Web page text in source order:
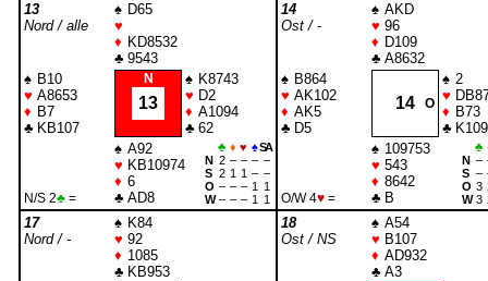
13
Nord / alle
♠ D65
♥
♦ KD8532
♣ 9543
♠ B10
♥ A8653
♦ B7
♣ KB107
N
13
♠ K8743
♥ D2
♦ A1094
♣ 62
N/S 2♣ =
♠ A92
♥ KB10974
♦ 6
♣ AD8
♣ ♦ ♥ ♠ SA
N 2 – – – –
S
2 1 1 – –
O – – – 1
1
W – – – 1 1
14
Ost / -
♠ AKD
♥ 96
♦ D109
♣ A8632
♠ B864
♥ AK102
♦ AK5
♣ D5
14 O
♠ 2
♥
♦ B73
♣
O/W 4♥ =
♠ 109753
♥ 543
♦ 8642
♣ B
♣
N –
S
–
O 3
W 3
17
Nord / -
♠ K84
♥ 92
♦ 1085
♣ KB953
18
Ost / NS
♠ A54
♥ B107
♦ AD932
♣ A3